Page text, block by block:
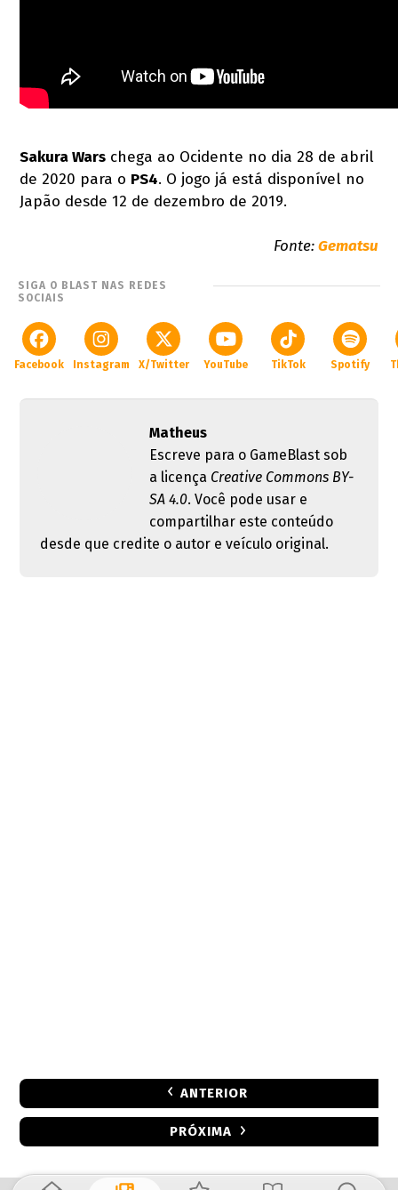
Sakura Wars chega ao Ocidente no dia 28 de abril
de 2020 para o PS4. O jogo já está disponível no
Japão desde 12 de dezembro de 2019.
Fonte:Gematsu
SIGA O BLAST NAS REDES
SOCIAIS
Facebook Instagram X/Twitter YouTube TikTok Spotify
Matheus
Escreve para o GameBlast sob
a licença Creative Commons BY-
SA 4.0. Você pode usar e
compartilhar este conteúdo
desde que credite o autor e veículo original.
ANTERIOR
PRÓXIMA